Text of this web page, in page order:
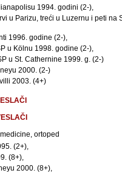
1994. godini (2-),
u Parizu, treći u Luzernu i peti na
1996. godine (2-),
u Kölnu 1998. godine (2-),
u St. Cathernine 1999. g. (2-)
2000. (2-)
2003. (4+)
ortoped
(2+),
(8+),
2000. (8+),